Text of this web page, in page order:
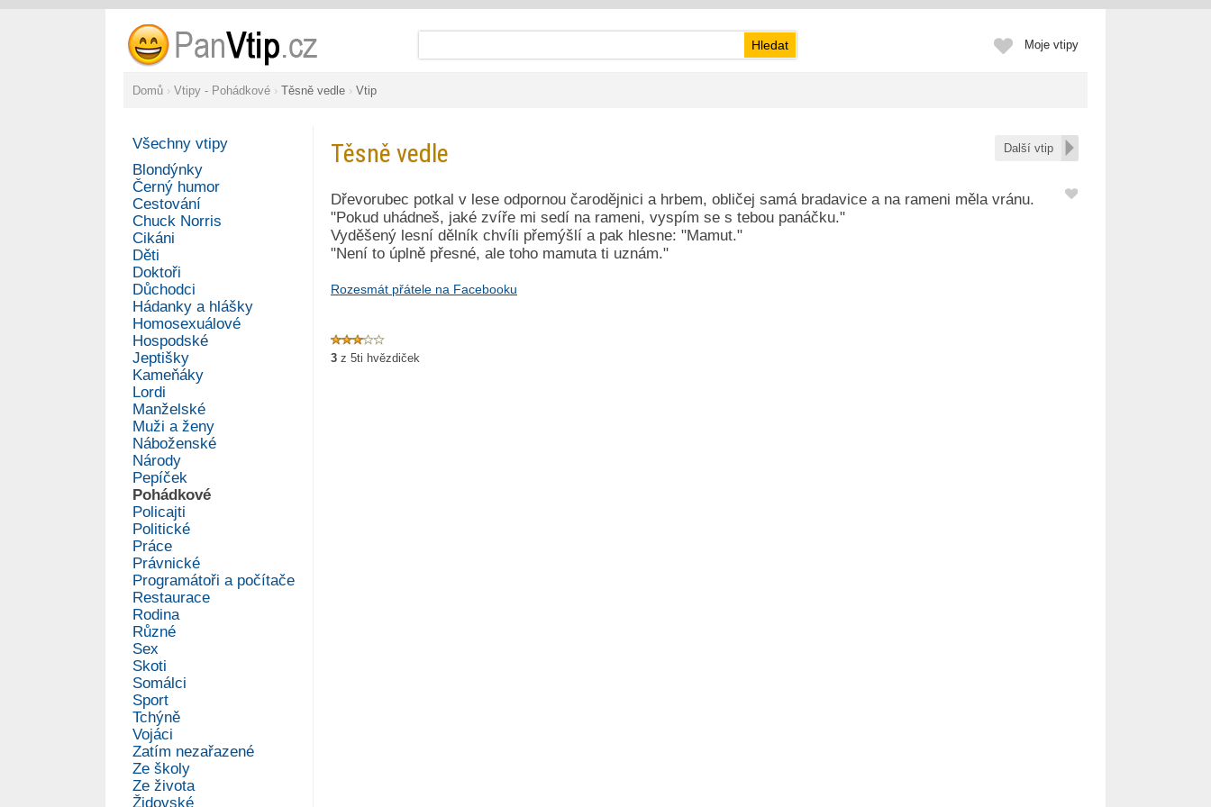
Moje vtipy
Domů › Vtipy - Pohádkové › Těsně vedle › Vtip
Všechny vtipy
Blondýnky
Černý humor
Cestování
Chuck Norris
Cikáni
Děti
Doktoři
Důchodci
Hádanky a hlášky
Homosexuálové
Hospodské
Jeptišky
Kameňáky
Lordi
Manželské
Muži a ženy
Náboženské
Národy
Pepíček
Pohádkové
Policajti
Politické
Práce
Právnické
Programátoři a počítače
Restaurace
Rodina
Různé
Sex
Skoti
Somálci
Sport
Tchýně
Vojáci
Zatím nezařazené
Ze školy
Ze života
Židovské
Další vtip
Těsně vedle
Dřevorubec potkal v lese odpornou čarodějnici a hrbem, obličej samá bradavice a na rameni měla vránu.
"Pokud uhádneš, jaké zvíře mi sedí na rameni, vyspím se s tebou panáčku."
Vyděšený lesní dělník chvíli přemýšlí a pak hlesne: "Mamut."
"Není to úplně přesné, ale toho mamuta ti uznám."
Rozesmát přátele na Facebooku
3 z 5ti hvězdiček